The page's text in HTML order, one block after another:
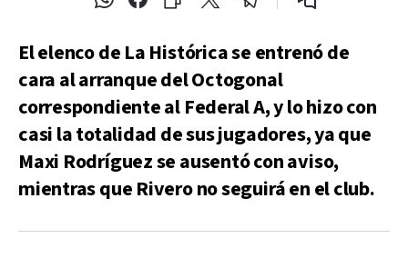
El elenco de La Histórica se entrenó de
cara al arranque del Octogonal
correspondiente al Federal A, y lo hizo con
casi la totalidad de sus jugadores, ya que
Maxi Rodríguez se ausentó con aviso,
mientras que Rivero no seguirá en el club.